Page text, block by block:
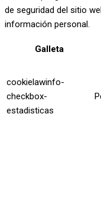
de seguridad del sitio
información personal.
Galleta
cookielawinfo-
checkbox-
estadisticas